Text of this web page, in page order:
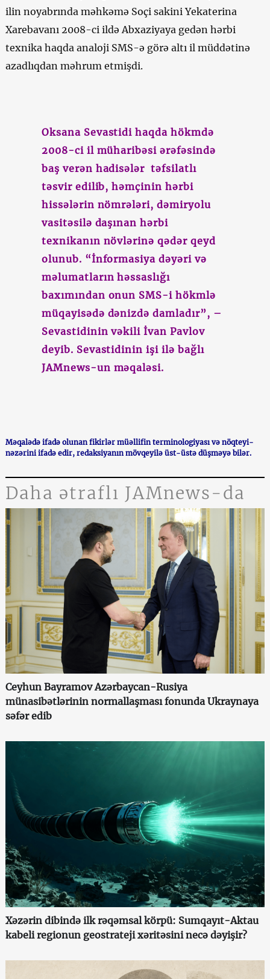
ilin noyabrında məhkəmə Soçi sakini Yekaterina
Xarebavanı 2008-ci ildə Abxaziyaya gedən hərbi
texnika haqda analoji SMS-ə görə altı il müddətinə
azadlıqdan məhrum etmişdi.
Oksana Sevastidi haqda hökmdə
2008-ci il müharibəsi ərəfəsində
baş verən hadisələr təfsilatlı
təsvir edilib, həmçinin hərbi
hissələrin nömrələri, dəmiryolu
vasitəsilə daşınan hərbi
texnikanın növlərinə qədər qeyd
olunub. “İnformasiya dəyəri və
məlumatların həssaslığı
baxımından onun SMS-i hökmlə
müqayisədə dənizdə damladır”, –
Sevastidinin vəkili İvan Pavlov
deyib. Sevastidinin işi ilə bağlı
JAMnews-un məqaləsi.
Məqalədə ifadə olunan fikirlər müəllifin terminologiyası və nöqteyi-
nəzərini ifadə edir, redaksiyanın mövqeyilə üst-üstə düşməyə bilər.
Daha ətraflı JAMnews-da
Ceyhun Bayramov Azərbaycan-Rusiya
münasibətlərinin normallaşması fonunda Ukraynaya
səfər edib
Xəzərin dibində ilk rəqəmsal körpü: Sumqayıt-Aktau
kabeli regionun geostrateji xəritəsini necə dəyişir?